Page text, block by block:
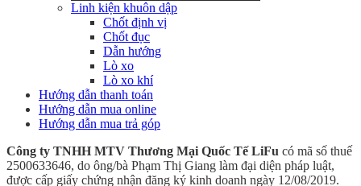
Linh kiện khuôn dập
Chốt định vị
Chốt đục
Dẫn hướng
Lò xo
Lò xo khí
Hướng dẫn thanh toán
Hướng dẫn mua online
Hướng dẫn mua trả góp
Công ty TNHH MTV Thương Mại Quốc Tế LiFu có mã số thuế
2500633646, do ông/bà Phạm Thị Giang làm đại diện pháp luật,
được cấp giấy chứng nhận đăng ký kinh doanh ngày 12/08/2019.